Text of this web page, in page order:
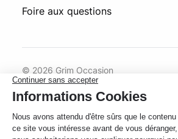
Foire aux questions
© 2026 Grim Occasion
Conditions générales d’utilisation
Politique de confidentialité